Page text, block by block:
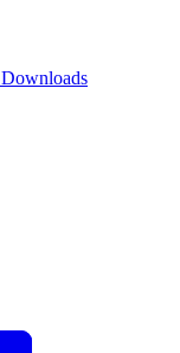
Downloads